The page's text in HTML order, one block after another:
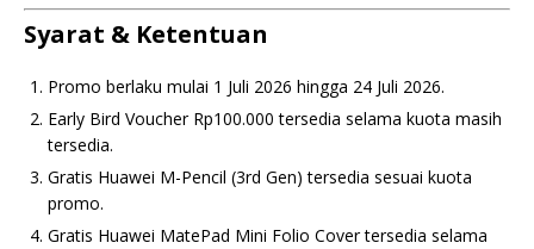
Syarat & Ketentuan
Promo berlaku mulai 1 Juli 2026 hingga 24 Juli 2026.
Early Bird Voucher Rp100.000 tersedia selama kuota masih
tersedia.
Gratis Huawei M-Pencil (3rd Gen) tersedia sesuai kuota
promo.
Gratis Huawei MatePad Mini Folio Cover tersedia selama